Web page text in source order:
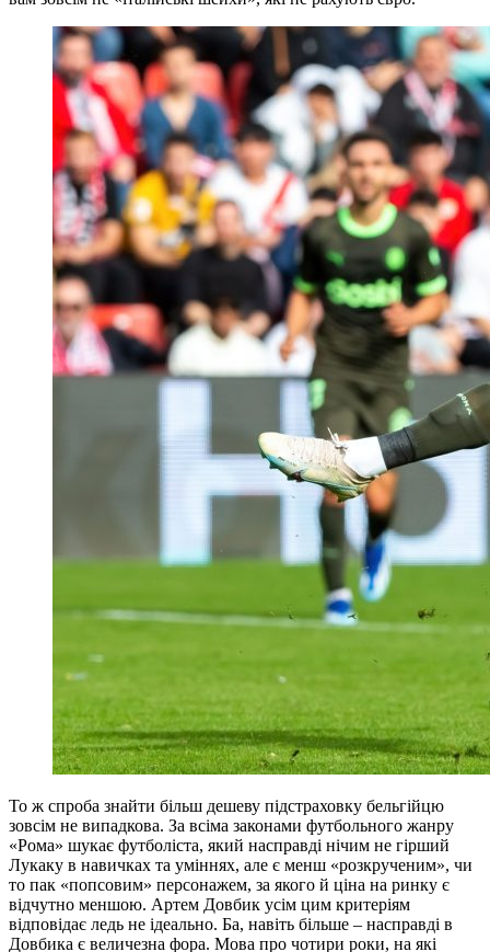
То ж спроба знайти більш дешеву підстраховку бельгійцю
зовсім не випадкова. За всіма законами футбольного жанру
«Рома» шукає футболіста, який насправді нічим не гірший
Лукаку в навичках та уміннях, але є менш «розкрученим», чи
то пак «попсовим» персонажем, за якого й ціна на ринку є
відчутно меншою. Артем Довбик усім цим критеріям
відповідає ледь не ідеально. Ба, навіть більше – насправді в
Довбика є величезна фора. Мова про чотири роки, на які